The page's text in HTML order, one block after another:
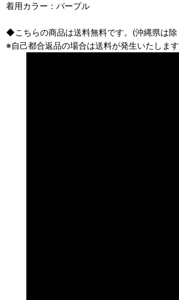
着用カラー：パープル
◆こちらの商品は送料無料です。(沖縄県は除
※自己都合返品の場合は送料が発生いたします